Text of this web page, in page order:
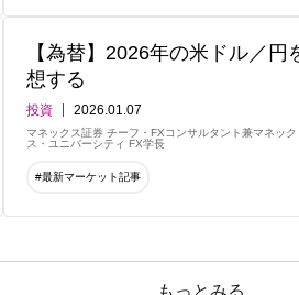
【為替】2026年の米ドル／円
想する
投資 2026.01.07
マネックス証券 チーフ・FXコンサルタント兼マネック
ス・ユニバーシティ FX学長
#最新マーケット記事
もっとみる